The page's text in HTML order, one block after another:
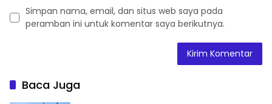
Simpan nama, email, dan situs web saya pada
peramban ini untuk komentar saya berikutnya.
Baca Juga